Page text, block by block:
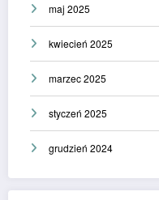
maj 2025
kwiecień 2025
marzec 2025
styczeń 2025
grudzień 2024